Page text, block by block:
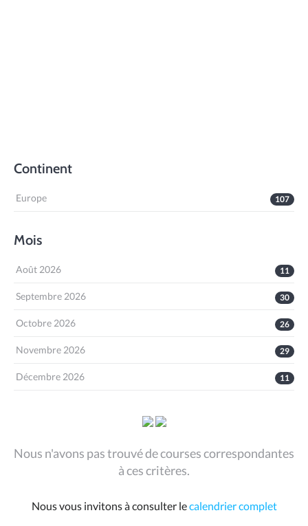
Continent
107
Europe
Mois
11
Août 2026
30
Septembre 2026
26
Octobre 2026
29
Novembre 2026
11
Décembre 2026
Nous n'avons pas trouvé de courses correspondantes
à ces critères.
Nous vous invitons à consulter lecalendrier complet